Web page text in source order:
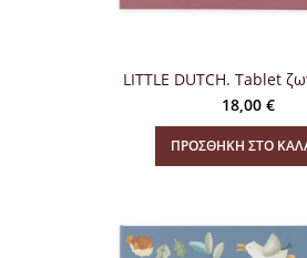
LITTLE DUTCH. Tablet
18,00 €
ΠΡΟΣΘΉΚΗ ΣΤΟ